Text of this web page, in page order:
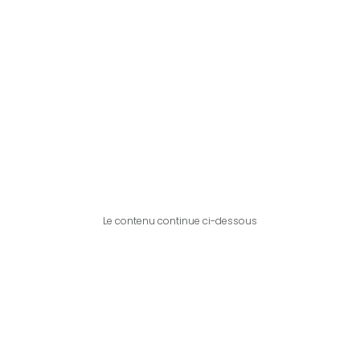
Le contenu continue ci-dessous